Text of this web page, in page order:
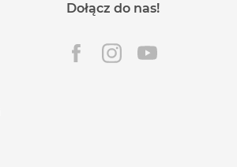
Dołącz do nas!